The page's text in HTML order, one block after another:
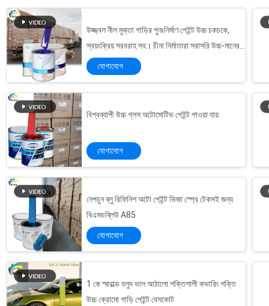
উজ্জ্বল নীল মুক্তা গাড়ির পুনঃনির্মাণ পেইন্ট উচ্চ চকচকে,
স্বয়ংক্রিয় সরবরাহ সহ। চীনা নির্মাতারা সরাসরি উচ্চ-মানের
এবং টেকসই স্বয়ংচালিত পেইন্ট সরবরাহ করে
যোগাযোগ
বিশ্বব্যাপী উচ্চ গ্লস অটোমোটিভ পেইন্ট পাওয়া যায়
যোগাযোগ
নেপচুন ব্লু রিফিনিশ অটো পেইন্ট ভিজা স্প্রে টেকসই জন্য
বিএমডব্লিউ A85
যোগাযোগ
1 কে স্মারাল্ড হলুদ ভাল আঠালো শক্তিশালী কভারিং শক্তি
উচ্চ ক্রোমো গাড়ি পেইন্ট বেসকোট